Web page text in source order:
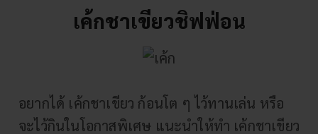
เค้กชาเขียวชิฟฟ่อน
อยากได้ เค้กชาเขียว ก้อนโต ๆ ไว้ทานเล่น หรือ
จะไว้กินในโอกาสพิเศษ แนะนำให้ทำ เค้กชาเขียว